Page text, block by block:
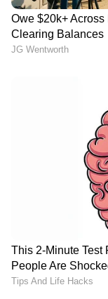
വാണിജ്യ
അല്ലെങ്കിൽ
ലഭ്യമാണ്. ഈ
കമ്പനി
ആവശ്യങ്ങൾ
വിശ്വാസം
സംരംഭം
സേവന
മാരുതി
ഡയറക്ടറും